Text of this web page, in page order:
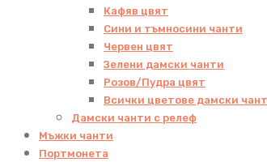
Кафяв цвят
Сини и тъмносини чанти
Червен цвят
Зелени дамски чанти
Розов/Пудра цвят
Всички цветове дамски
Дамски чанти с релеф
Мъжки чанти
Портмонета